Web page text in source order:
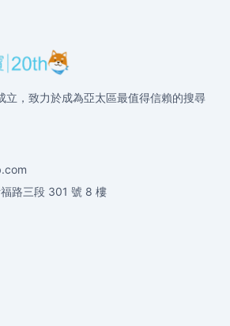
，致力於成為亞太區最值得信賴的搜尋
路三段 301 號 8 樓